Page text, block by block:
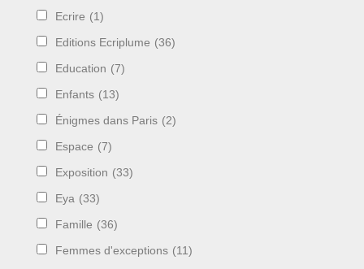
Ecrire (1)
Editions Ecriplume (36)
Education (7)
Enfants (13)
Énigmes dans Paris (2)
Espace (7)
Exposition (33)
Eya (33)
Famille (36)
Femmes d'exceptions (11)